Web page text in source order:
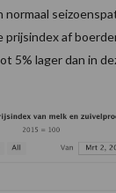
prijsindex af
5% lager dan in